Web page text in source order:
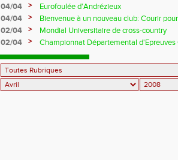
04/04
>
Eurofoulée d'Andrézieux
04/04
>
Bienvenue à un nouveau club: Courir
02/04
>
Mondial Universitaire de cross-country
02/04
> Championnat Départemental d'Epreuves